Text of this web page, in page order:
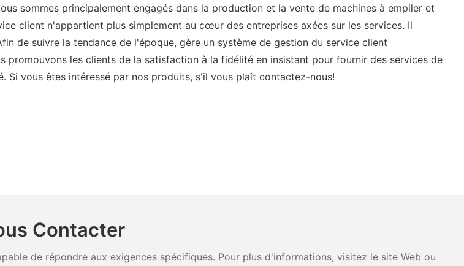
sommes principalement engagés dans la production et la vente de machines à empiler et
client n'appartient plus simplement au cœur des entreprises axées sur les services. Il
de suivre la tendance de l'époque, gère un système de gestion du service client
les clients de la satisfaction à la fidélité en insistant pour fournir des services de
vous êtes intéressé par nos produits, s'il vous plaît contactez-nous!
Contacter
de répondre aux exigences spécifiques. Pour plus d'informations, visitez le site Web ou